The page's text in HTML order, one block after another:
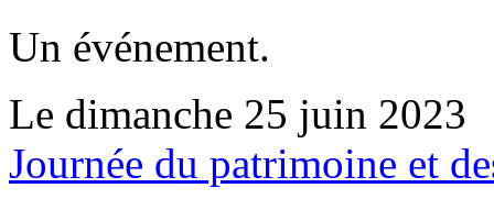
Un événement.
Le dimanche 25 juin 2023
Journée du patrimoine et